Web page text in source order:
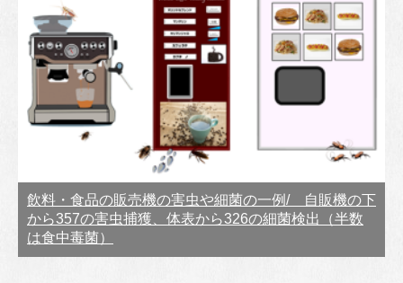
飲料・食品の販売機の害虫や細菌の一例/ 自販機の下
から357の害虫捕獲、体表から326の細菌検出（半数
は食中毒菌）